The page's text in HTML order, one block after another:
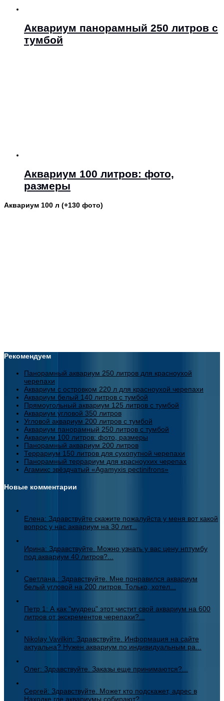
Аквариум панорамный 250 литров с
тумбой
Аквариум 100 литров: фото,
размеры
Аквариум 100 л (+130 фото)
Рекомендуем
Панорамный аквариум 250 литров для красноухой
черепахи
Аквариум с островком 220 л для красноухой черепахи
Аквариум белый 140 литров с тумбой
Прямоугольный аквариум 125 литров с тумбой
Аквариум угловой 350 литров
Угловой аквариум 200 литров с тумбой
Аквариум панорамный 250 литров с тумбой
Аквариум 100 литров: фото, размеры
Панорамный аквариум 200 литров
Террариум 150 литров для сухопутной черепахи
Панорамный террариум для красноухих черепах
Агамикс звёздчатый «Agamyxis pectinifrons»
Новые комментарии
Елена: Здравствуйте скажите пожалуйста у меня вот какой
вопрос у нас аквариум на 30 лит...
Ирина: Здравствуйте. Можно узнать у вас цену нптумбу
под аквариум 40 литров?...
Светлана.: Здравствуйте. Мне понравился аквариум
белый угловой на 200 литров. Только, хотел...
Петр 1: А как "мудрец" этот чистит свой аквариум на 600
литров от экскрементов черепахи?...
Nikolay Vavilkin: Здравствуйте. Информация на сайте
актуальна? Нужен аквариум по индивидуальным ра...
Олег: Здравствуйте. Заказы еще принимаются?...
Сергей: Здравствуйте. Может кто подскажет, адрес в
Находке где аквариумы собирают?...